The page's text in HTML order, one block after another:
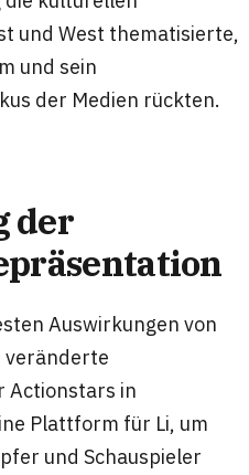
und West thematisierte,
und sein
der Medien rückten.
der
Auswirkungen von
veränderte
Actionstars in
Plattform für Li, um
und Schauspieler